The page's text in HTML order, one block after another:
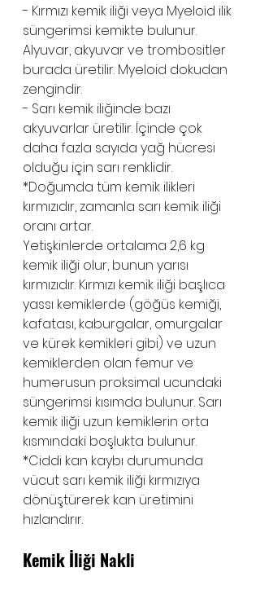
- Kırmızı kemik iliği veya Myeloid ilik
süngerimsi kemikte bulunur.
Alyuvar, akyuvar ve trombositler
burada üretilir. Myeloid dokudan
zengindir.
- Sarı kemik iliğinde bazı
akyuvarlar üretilir. İçinde çok
daha fazla sayıda yağ hücresi
olduğu için sarı renklidir.
*Doğumda tüm kemik ilikleri
kırmızıdır, zamanla sarı kemik iliği
oranı artar.
Yetişkinlerde ortalama 2,6 kg
kemik iliği olur, bunun yarısı
kırmızıdır. Kırmızı kemik iliği başlıca
yassı kemiklerde (göğüs kemiği,
kafatası, kaburgalar, omurgalar
ve kürek kemikleri gibi) ve uzun
kemiklerden olan femur ve
humerusun proksimal ucundaki
süngerimsi kısımda bulunur. Sarı
kemik iliği uzun kemiklerin orta
kısmındaki boşlukta bulunur.
*Ciddi kan kaybı durumunda
vücut sarı kemik iliği kırmızıya
dönüştürerek kan üretimini
hızlandırır.
Kemik İliği Nakli